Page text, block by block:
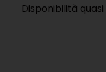
Disponibilità